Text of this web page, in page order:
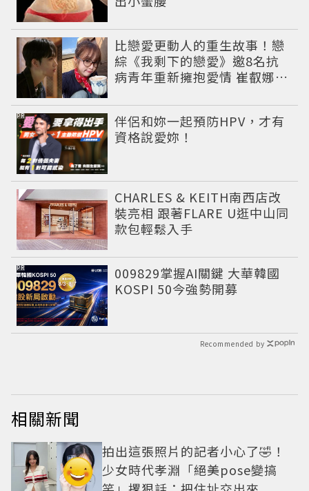
比戀愛更動人的重生故事！戀
綜《我剩下的戀愛》邀8名抗
病青年重新擁抱愛情 崔叡娜淚
伴侶和妳一起預防HPV，才有
資格說愛妳！
PR
CHARLES & KEITH南西店改
裝亮相 跟著FLARE U逛中山同
款包輕鬆入手
009829掌握AI關鍵 大華韓國
KOSPI 50今強勢開募
PR
Recommended by
相關新聞
拍出這張照片的記者小心了🤣！
少女時代孝淵「絕美pose變搞